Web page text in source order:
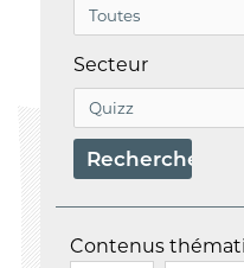
Secteur
Contenus